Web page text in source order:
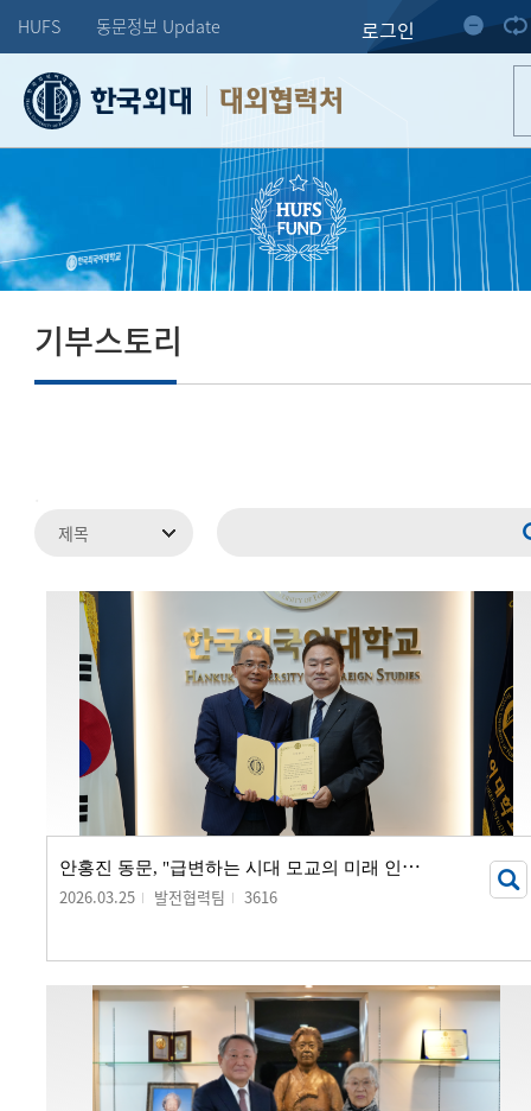
HUFS 동문정보 Update 로그인
대외협력처
기부스토리
안
홍진 동문, "급변하는 시대 모교의 미래 인재 양성에 보탬되길"...
2026.03.25 발전협력팀 3616